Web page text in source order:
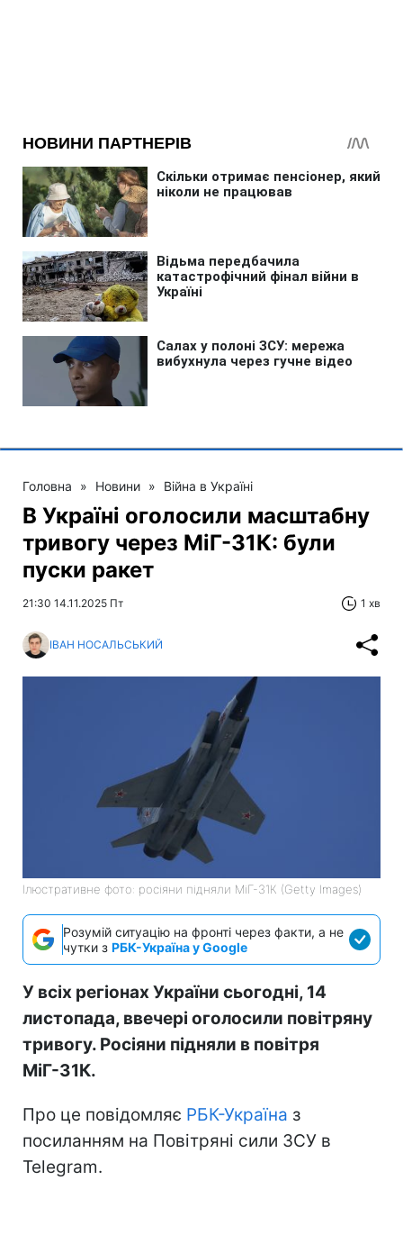
Головна » Новини » Війна в Україні
В Україні оголосили масштабну
тривогу через МіГ-31К: були
пуски ракет
21:30 14.11.2025 Пт 1 хв
ІВАН НОСАЛЬСЬКИЙ
Ілюстративне фото: росіяни підняли МіГ-31К (Getty Images)
Розумій ситуацію на фронті через факти, а не
чутки з РБК-Україна у Google
У всіх регіонах України сьогодні, 14
листопада, ввечері оголосили повітряну
тривогу. Росіяни підняли в повітря
МіГ-31К.
Про це повідомляє РБК-Україна з
посиланням на Повітряні сили ЗСУ в
Telegram.